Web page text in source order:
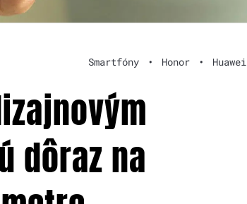
Smartfóny • Honor • Huawei
dôraz na